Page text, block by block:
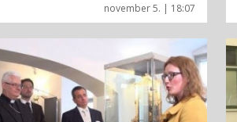
november 5. | 18:07